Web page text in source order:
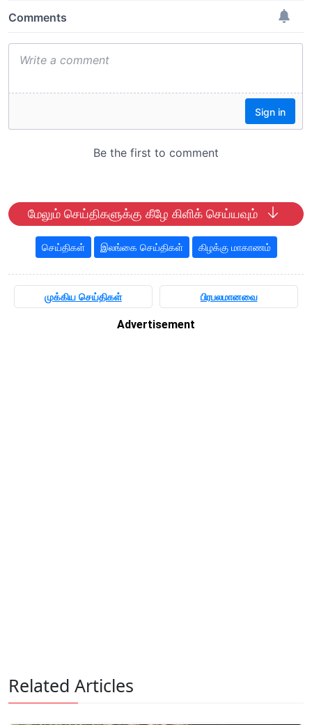
மேலும் செய்திகளுக்கு கீழே கிளிக் செய்யவும்
செய்திகள் இலங்கை செய்திகள் கிழக்கு மாகாணம்
முக்கிய செய்திகள் பிரபலமானவை
Advertisement
Related Articles